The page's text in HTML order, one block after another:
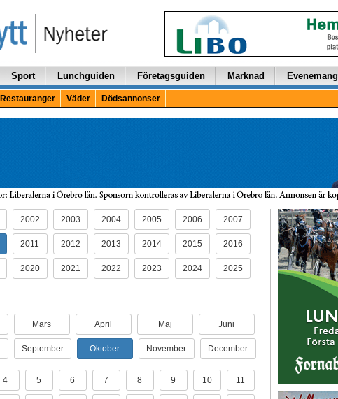
Sport Lunchguiden Företagsguiden Marknad Evenemang
Restauranger Väder Dödsannonser
2002 2003 2004 2005 2006 2007
2011 2012 2013 2014 2015 2016
2020 2021 2022 2023 2024 2025
Mars April Maj Juni
September Oktober November December
4 5 6 7 8 9 10 11